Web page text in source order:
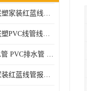
深圳龙华区联塑家装红蓝线管报价单
深圳盐田区联塑PVC线管线槽厂商 可零售批发
联塑PVC给水管 PVC排水管 PVC线管线槽
珠海市联塑家装红蓝线管报价表 联塑水管供货商